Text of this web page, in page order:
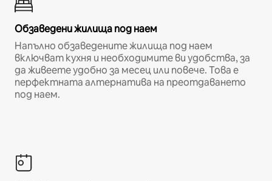
Обзаведени жилища под наем
Напълно обзаведените жилища под наем
включват кухня и необходимите ви удобства, за
да живеете удобно за месец или повече. Това е
перфектната алтернатива на преотдаването
под наем.